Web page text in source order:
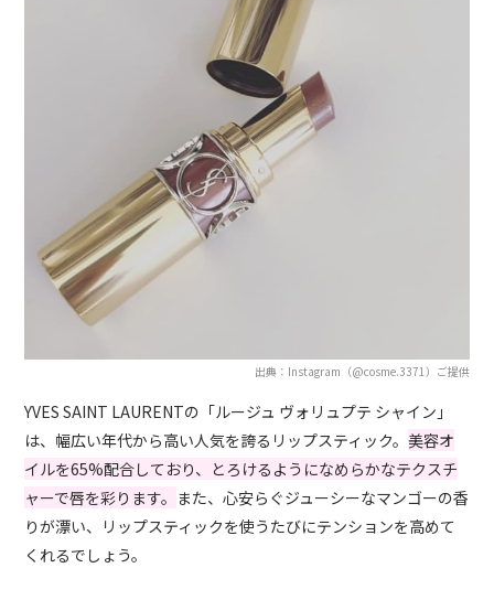
出典：Instagram（@cosme.3371）ご提供
YVES SAINT LAURENTの「ルージュ ヴォリュプテ シャイン」
は、幅広い年代から高い人気を誇るリップスティック。美容オ
イルを65%配合しており、とろけるようになめらかなテクスチ
ャーで唇を彩ります。 また、心安らぐジューシーなマンゴーの香
りが漂い、リップスティックを使うたびにテンションを高めて
くれるでしょう。